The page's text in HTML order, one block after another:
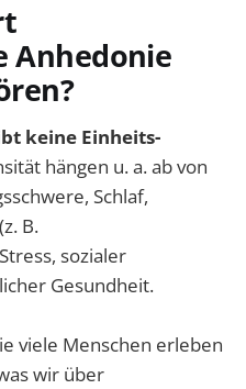
Anhedonie
keine Einheits-
hängen u. a. ab von
Schlaf,
B.
sozialer
Gesundheit.
viele Menschen erleben
wir über